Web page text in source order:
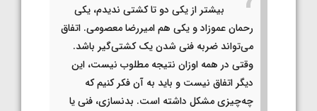
بیشتر از یکی دو تا کشتی ندیدم، یکی
رحمان عموزاد و یکی هم امیررضا معصومی. اتفاق
می‌تواند ضربه فنی شدن یک کشتی‌گیر باشد.
وقتی در همه اوزان نتیجه مطلوب نیست، این
دیگر اتفاق نیست و باید به آن فکر کنیم که
چه‌چیزی مشکل داشته است. بدنسازی، فنی یا